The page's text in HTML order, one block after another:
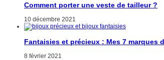
Comment porter une veste de tailleur ?
10 décembre 2021
Fantaisies et précieux : Mes 7 marques
8 février 2021